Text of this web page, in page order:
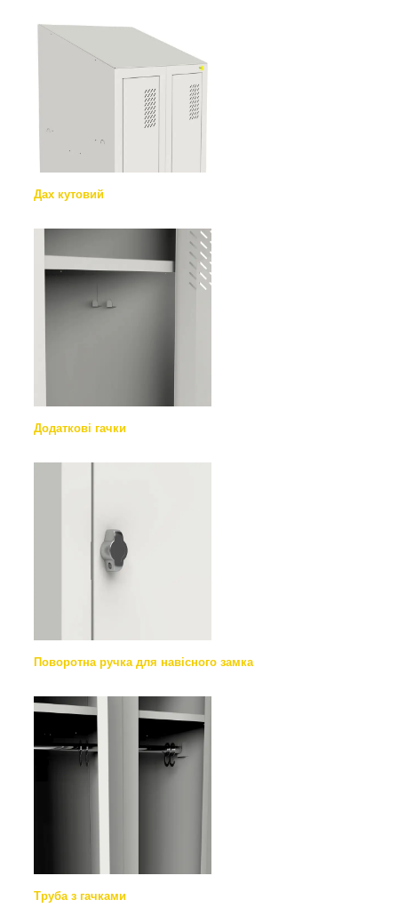
Дах кутовий
Додаткові гачки
Поворотна ручка для навісного замка
Труба з гачками